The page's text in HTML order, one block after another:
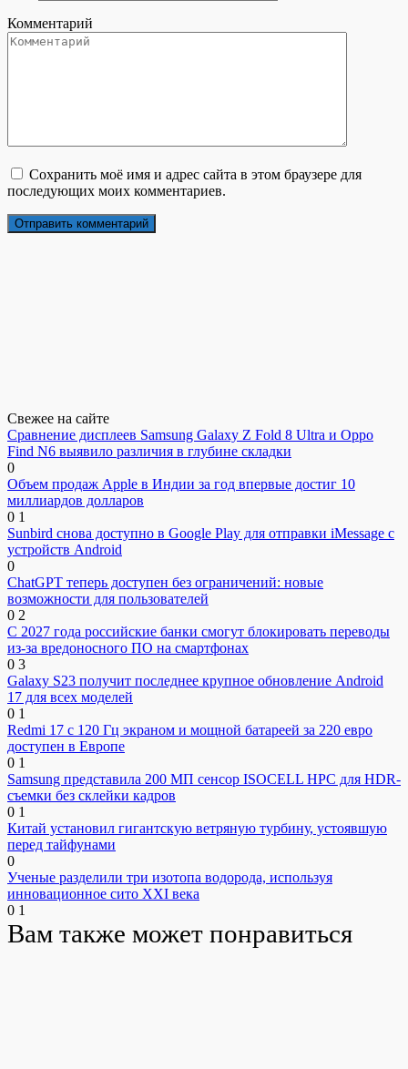
Комментарий
Сохранить моё имя и адрес сайта в этом браузере для
последующих моих комментариев.
Свежее на сайте
Сравнение дисплеев Samsung Galaxy Z Fold 8 Ultra и Oppo
Find N6 выявило различия в глубине складки
0
Объем продаж Apple в Индии за год впервые достиг 10
миллиардов долларов
0 1
Sunbird снова доступно в Google Play для отправки iMessage с
устройств Android
0
ChatGPT теперь доступен без ограничений: новые
возможности для пользователей
0 2
С 2027 года российские банки смогут блокировать переводы
из-за вредоносного ПО на смартфонах
0 3
Galaxy S23 получит последнее крупное обновление Android
17 для всех моделей
0 1
Redmi 17 с 120 Гц экраном и мощной батареей за 220 евро
доступен в Европе
0 1
Samsung представила 200 МП сенсор ISOCELL HPC для HDR-
съемки без склейки кадров
0 1
Китай установил гигантскую ветряную турбину, устоявшую
перед тайфунами
0
Ученые разделили три изотопа водорода, используя
инновационное сито XXI века
0 1
Вам также может понравиться